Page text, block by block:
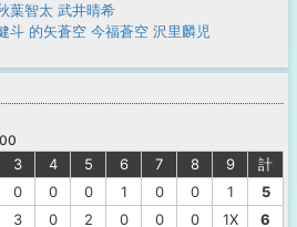
葉智太 武井晴希
斗 的矢蒼空 今福蒼空 沢里麟児
3 4 5 6 7 8 9
計
0 0 0 1 0 0 1
5
3 0 2 0 0 0 1X 6